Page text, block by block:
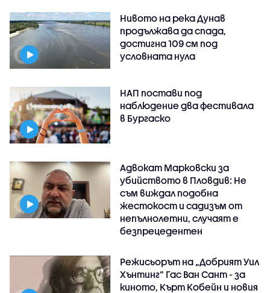
Нивото на река Дунав
продължава да спада,
достигна 109 см под
условната нула
НАП постави под
наблюдение два фестивала
в Бургаско
Адвокат Марковски за
убийството в Пловдив: Не
съм виждал подобна
жестокост и садизъм от
непълнолетни, случаят е
безпрецедентен
Режисьорът на „Добрият Уил
Хънтинг“ Гас Ван Сант - за
киното, Кърт Кобейн и новия